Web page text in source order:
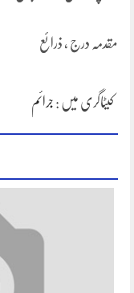
مقدمہ درج ، ذرائع
کیٹاگری میں : جرائم